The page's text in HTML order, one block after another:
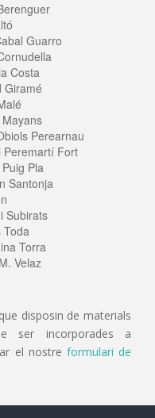
Guarro
Costa
Giramé
Perearnau
Peremartí Fort
Pla
Santonja
Subirats
Toda
Torra
Velaz
disposin de materials
ser incorporades a
el nostre formulari de